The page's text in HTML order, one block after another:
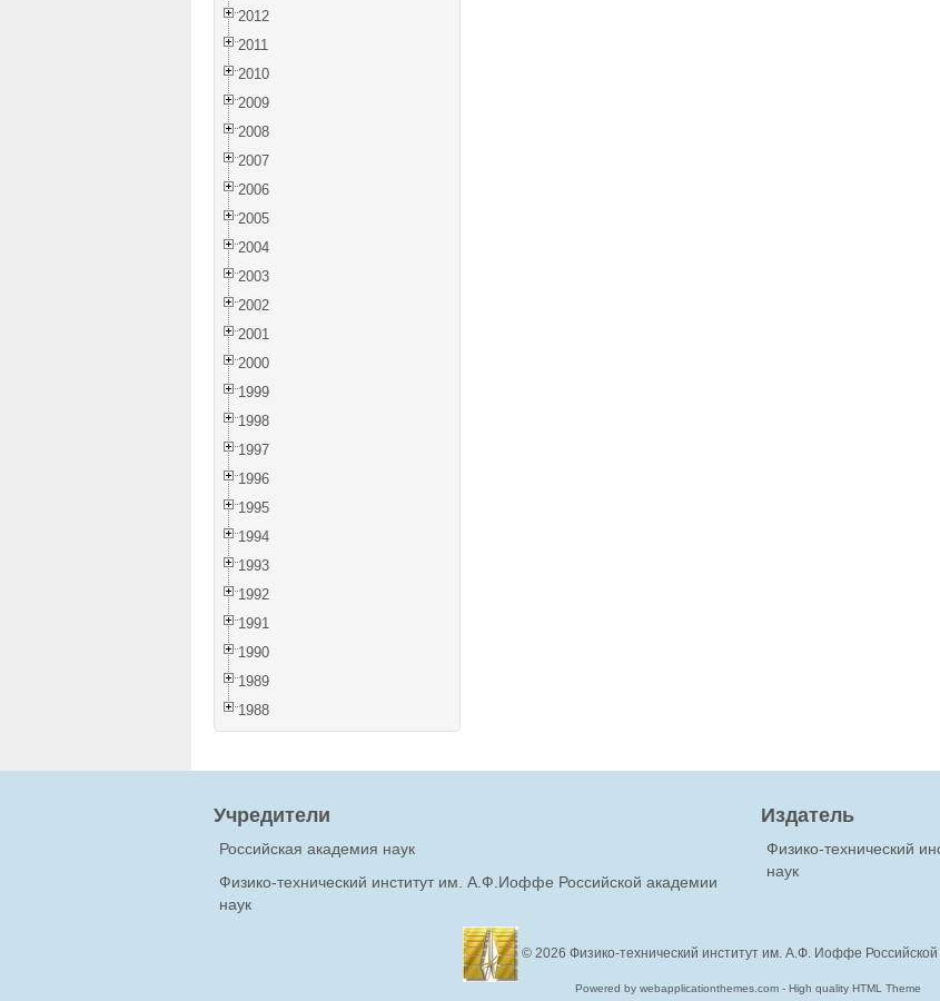
2012
2011
2010
2009
2008
2007
2006
2005
2004
2003
2002
2001
2000
1999
1998
1997
1996
1995
1994
1993
1992
1991
1990
1989
1988
Учредители
Российская академия наук
Физико-технический институт им. А.Ф.Иоффе Российской академии
наук
Издатель
Физико-технический
наук
© 2026 Физико-технический институт им. А.Ф. Иоффе Российской
Powered by webapplicationthemes.com - High quality HTML Theme